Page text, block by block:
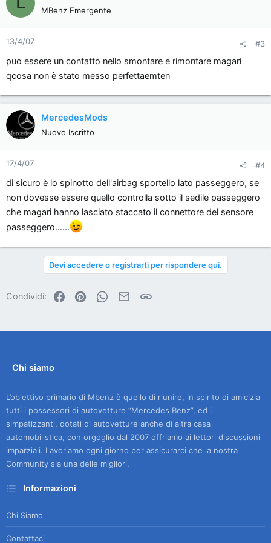
MBenz Emergente
13/4/07 #3
puo essere un contatto nello smontare e rimontare magari
qcosa non è stato messo perfettaemten
MercedesMods
Nuovo Iscritto
17/4/07 #4
di sicuro è lo spinotto dell'airbag sportello lato passeggero, se
non dovesse essere quello controlla sotto il sedile passeggero
che magari hanno lasciato staccato il connettore del sensore
passeggero......
Devi accedere o registrarti per rispondere qui.
Condividi: FacebookPinterestWhatsApp
Email
Chi siamo
L’obiettivo primario di Mbenz è quello di riunire, in spirito di amicizia
tutti i possessori di autovetture “Mercedes Benz”, ed i
simpatizzanti, dotati di autovetture anche di altra casa
automobilistica, con orgoglio dal 2007 offriamo ai lettori discussioni
imparziali. Lavoriamo ogni giorno per assicurarci che la nostra
Community sia una delle migliori.
Informazioni
Chi Siamo
Contattaci